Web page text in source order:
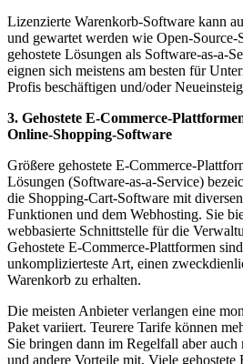
Lizenzierte Warenkorb-Software kann
und gewartet werden wie Open-Source-
gehostete Lösungen als Software-as-a-
eignen sich meistens am besten für
Profis beschäftigen und/oder
3. Gehostete E-Commerce-
Online-Shopping-Software
Größere gehostete E-Commerce-
Lösungen (Software-as-a-Service)
die Shopping-Cart-Software mit
Funktionen und dem Webhosting. Sie
webbasierte Schnittstelle für die
Gehostete E-Commerce-Plattformen
unkomplizierteste Art, einen
Warenkorb zu erhalten.
Die meisten Anbieter verlangen eine
Paket variiert. Teurere Tarife können
Sie bringen dann im Regelfall aber
und andere Vorteile mit. Viele gehostete